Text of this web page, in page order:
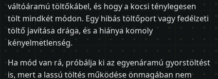
váltóáramú töltőkábel, és hogy a kocsi ténylegesen
tölt mindkét módon. Egy hibás töltőport vagy fedélzeti
töltő javítása drága, és a hiánya komoly
kényelmetlenség.
Ha mód van rá, próbálja ki az egyenáramú gyorstöltést
is, mert a lassú töltés működése önmagában nem